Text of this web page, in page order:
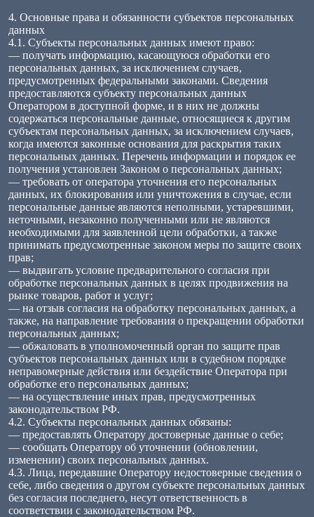
4. Основные права и обязанности субъектов персональных
данных
4.1. Субъекты персональных данных имеют право:
— получать информацию, касающуюся обработки его
персональных данных, за исключением случаев,
предусмотренных федеральными законами. Сведения
предоставляются субъекту персональных данных
Оператором в доступной форме, и в них не должны
содержаться персональные данные, относящиеся к другим
субъектам персональных данных, за исключением случаев,
когда имеются законные основания для раскрытия таких
персональных данных. Перечень информации и порядок ее
получения установлен Законом о персональных данных;
— требовать от оператора уточнения его персональных
данных, их блокирования или уничтожения в случае, если
персональные данные являются неполными, устаревшими,
неточными, незаконно полученными или не являются
необходимыми для заявленной цели обработки, а также
принимать предусмотренные законом меры по защите своих
прав;
— выдвигать условие предварительного согласия при
обработке персональных данных в целях продвижения на
рынке товаров, работ и услуг;
— на отзыв согласия на обработку персональных данных, а
также, на направление требования о прекращении обработки
персональных данных;
— обжаловать в уполномоченный орган по защите прав
субъектов персональных данных или в судебном порядке
неправомерные действия или бездействие Оператора при
обработке его персональных данных;
— на осуществление иных прав, предусмотренных
законодательством РФ.
4.2. Субъекты персональных данных обязаны:
— предоставлять Оператору достоверные данные о себе;
— сообщать Оператору об уточнении (обновлении,
изменении) своих персональных данных.
4.3. Лица, передавшие Оператору недостоверные сведения о
себе, либо сведения о другом субъекте персональных данных
без согласия последнего, несут ответственность в
соответствии с законодательством РФ.